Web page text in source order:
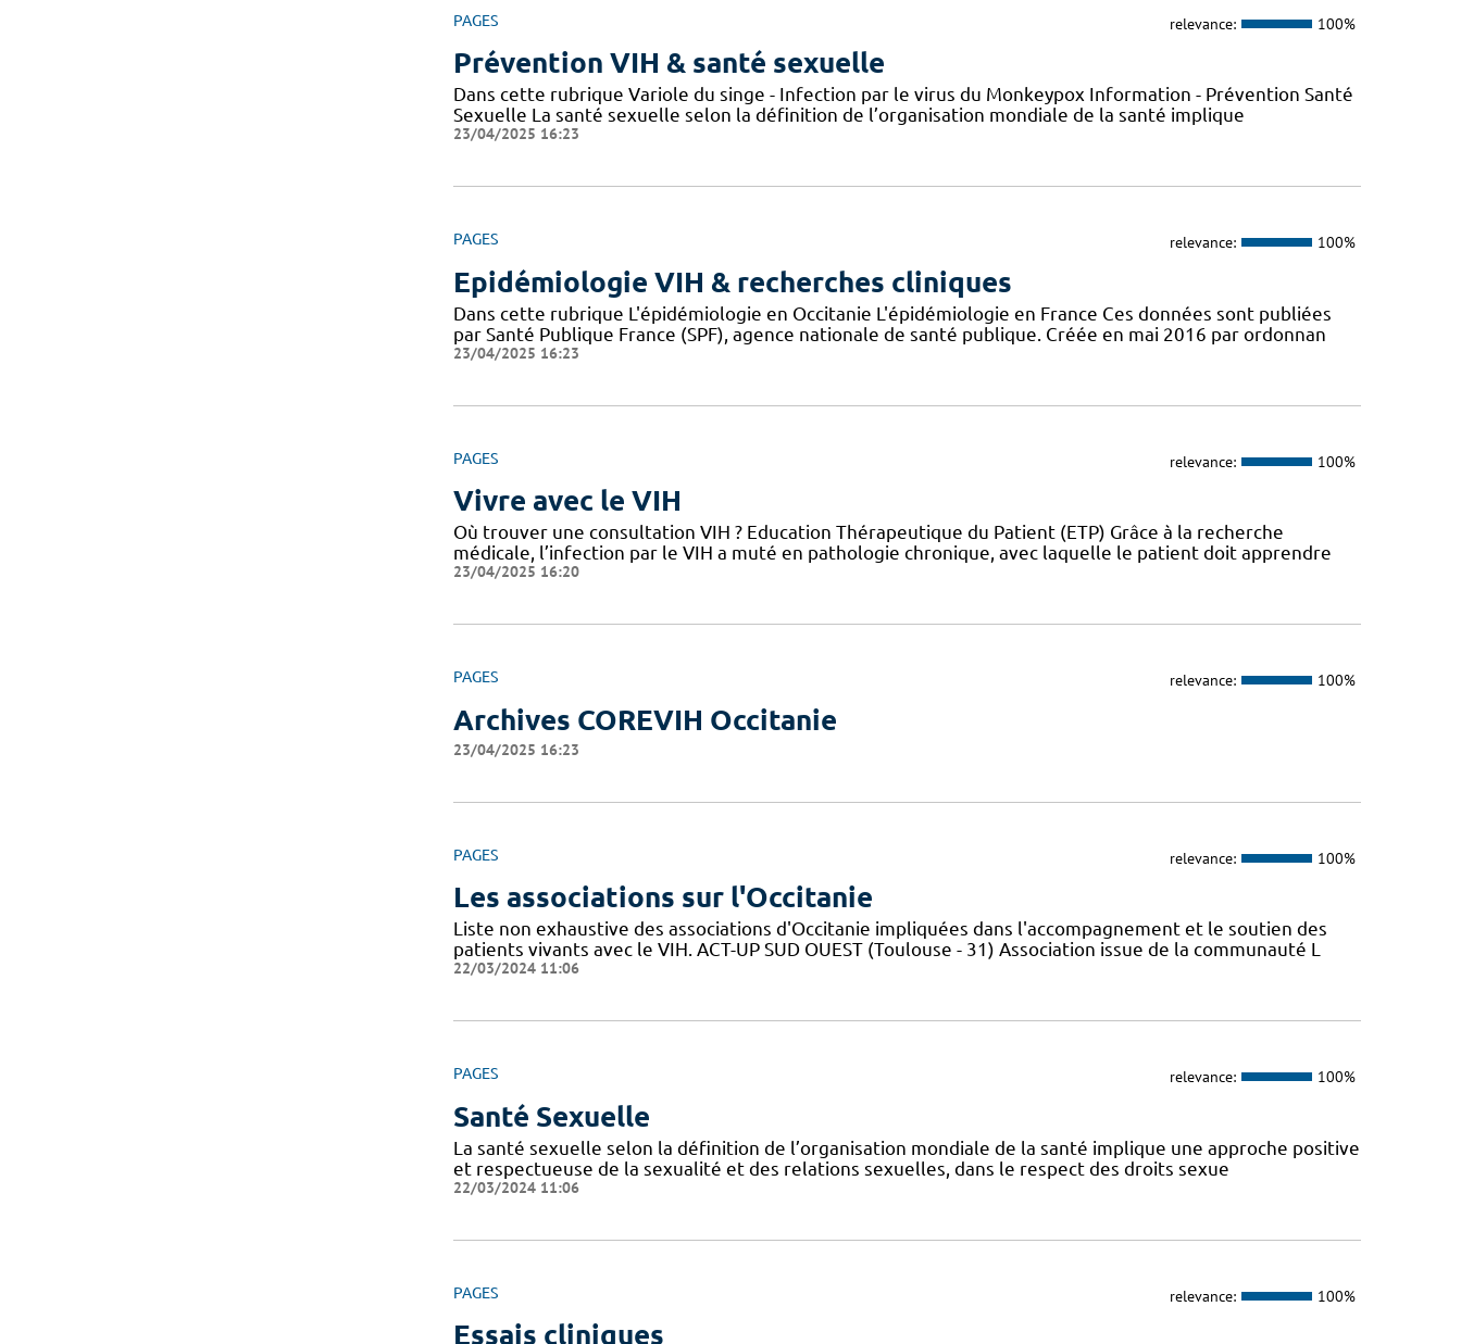
PAGES relevance: 100%
Prévention VIH & santé sexuelle
Dans cette rubrique Variole du singe - Infection par le virus du Monkeypox Information - Prévention Santé
Sexuelle La santé sexuelle selon la définition de l’organisation mondiale de la santé implique
23/04/2025 16:23
PAGES relevance: 100%
Epidémiologie VIH & recherches cliniques
Dans cette rubrique L'épidémiologie en Occitanie L'épidémiologie en France Ces données sont publiées
par Santé Publique France (SPF), agence nationale de santé publique. Créée en mai 2016 par ordonnan
23/04/2025 16:23
PAGES relevance: 100%
Vivre avec le VIH
Où trouver une consultation VIH ? Education Thérapeutique du Patient (ETP) Grâce à la recherche
médicale, l’infection par le VIH a muté en pathologie chronique, avec laquelle le patient doit apprendre
23/04/2025 16:20
PAGES relevance: 100%
Archives COREVIH Occitanie
23/04/2025 16:23
PAGES relevance: 100%
Les associations sur l'Occitanie
Liste non exhaustive des associations d'Occitanie impliquées dans l'accompagnement et le soutien des
patients vivants avec le VIH. ACT-UP SUD OUEST (Toulouse - 31) Association issue de la communauté L
22/03/2024 11:06
PAGES relevance: 100%
Santé Sexuelle
La santé sexuelle selon la définition de l’organisation mondiale de la santé implique une approche positive
et respectueuse de la sexualité et des relations sexuelles, dans le respect des droits sexue
22/03/2024 11:06
PAGES relevance: 100%
Essais cliniques